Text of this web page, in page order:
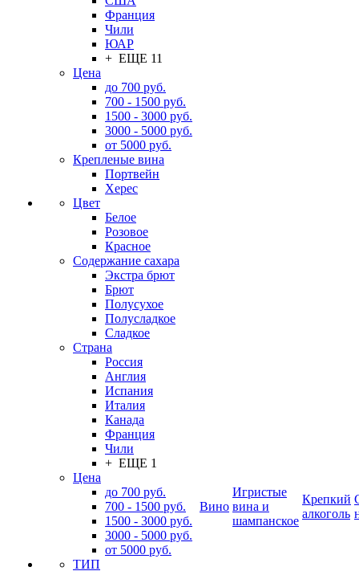
Франция
Чили
ЮАР
+ ЕЩЕ 11
Цена
до 700 руб.
700 - 1500 руб.
1500 - 3000 руб.
3000 - 5000 руб.
от 5000 руб.
Крепленые вина
Портвейн
Херес
Цвет
Белое
Розовое
Красное
Содержание сахара
Экстра брют
Брют
Полусухое
Полусладкое
Сладкое
Страна
Россия
Англия
Испания
Италия
Канада
Франция
Чили
+ ЕЩЕ 1
Цена
до 700 руб.
700 - 1500 руб.
1500 - 3000 руб.
3000 - 5000 руб.
от 5000 руб.
ТИП
Вино
Игристые
вина и
шампанское
Крепкий
алкоголь